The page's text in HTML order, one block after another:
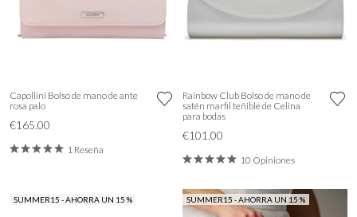
Capollini Bolso de mano de ante
rosa palo
€165.00
1 Reseña
Rainbow Club Bolso de mano de
satén marfil teñible de Celina
para bodas
€101.00
10 Opiniones
SUMMER15 - AHORRA UN 15 % SUMMER15 - AHORRA UN 15 %